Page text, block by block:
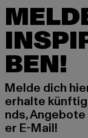
BEN!
Melde dich
erhalte
nds,
er E-Mail!